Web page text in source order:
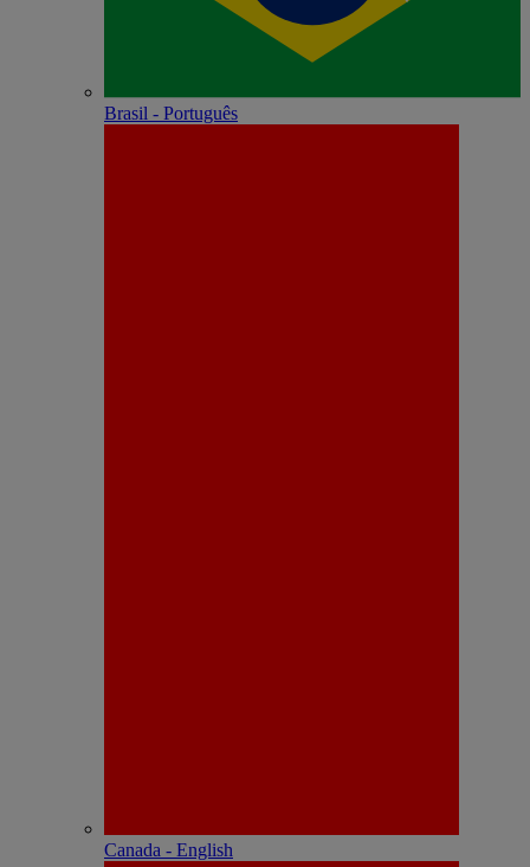
Brasil - Português
Canada - English